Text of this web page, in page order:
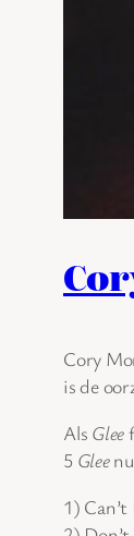
Cory
is de
Als Glee
5 Glee
1)